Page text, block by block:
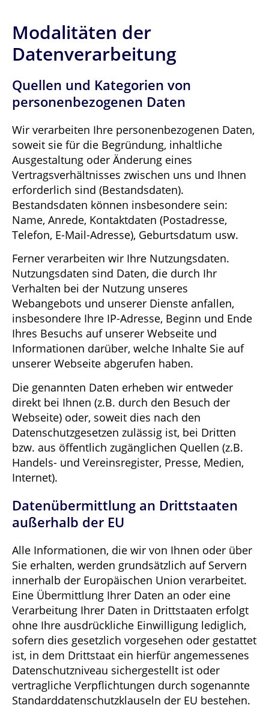
Modalitäten der
Datenverarbeitung
Quellen und Kategorien von
personenbezogenen Daten
Wir verarbeiten Ihre personenbezogenen Daten,
soweit sie für die Begründung, inhaltliche
Ausgestaltung oder Änderung eines
Vertragsverhältnisses zwischen uns und Ihnen
erforderlich sind (Bestandsdaten).
Bestandsdaten können insbesondere sein:
Name, Anrede, Kontaktdaten (Postadresse,
Telefon, E-Mail-Adresse), Geburtsdatum usw.
Ferner verarbeiten wir Ihre Nutzungsdaten.
Nutzungsdaten sind Daten, die durch Ihr
Verhalten bei der Nutzung unseres
Webangebots und unserer Dienste anfallen,
insbesondere Ihre IP-Adresse, Beginn und Ende
Ihres Besuchs auf unserer Webseite und
Informationen darüber, welche Inhalte Sie auf
unserer Webseite abgerufen haben.
Die genannten Daten erheben wir entweder
direkt bei Ihnen (z.B. durch den Besuch der
Webseite) oder, soweit dies nach den
Datenschutzgesetzen zulässig ist, bei Dritten
bzw. aus öffentlich zugänglichen Quellen (z.B.
Handels- und Vereinsregister, Presse, Medien,
Internet).
Datenübermittlung an Drittstaaten
außerhalb der EU
Alle Informationen, die wir von Ihnen oder über
Sie erhalten, werden grundsätzlich auf Servern
innerhalb der Europäischen Union verarbeitet.
Eine Übermittlung Ihrer Daten an oder eine
Verarbeitung Ihrer Daten in Drittstaaten erfolgt
ohne Ihre ausdrückliche Einwilligung lediglich,
sofern dies gesetzlich vorgesehen oder gestattet
ist, in dem Drittstaat ein hierfür angemessenes
Datenschutzniveau sichergestellt ist oder
vertragliche Verpflichtungen durch sogenannte
Standarddatenschutzklauseln der EU bestehen.